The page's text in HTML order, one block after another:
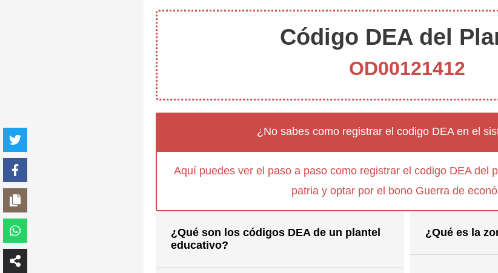
Código DEA del
OD00121412
¿No sabes como registrar el codigo DEA en el
Aquí puedes ver el paso a paso como registrar el codigo DEA del
patria y optar por el bono Guerra de
¿Qué son los códigos DEA de un plantel
educativo?
¿Qué es la